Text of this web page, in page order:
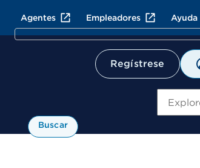
Agentes Empleadores Ayuda
Regístrese
Buscar